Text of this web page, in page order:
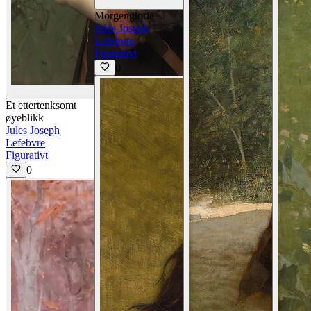
Vis detaljer
Et ettertenksomt
øyeblikk
Jules Joseph
Lefebvre
Figurativt
0
Vis detaljer
Morgenglorie
Jules Joseph
Lefebvre
Figurativt
0